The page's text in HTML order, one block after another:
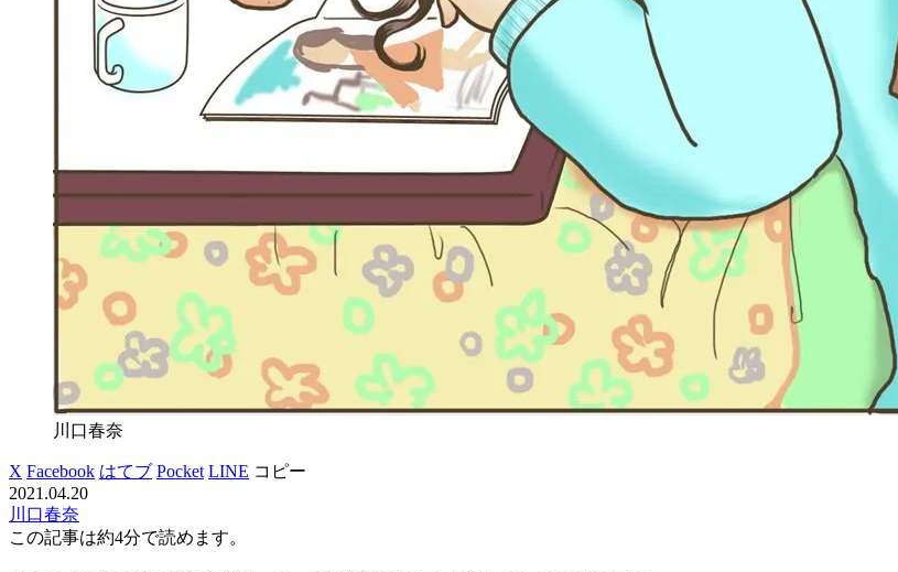
川口春奈
X Facebook はてブ Pocket LINE コピー
2021.04.20
川口春奈
この記事は約4分で読めます。